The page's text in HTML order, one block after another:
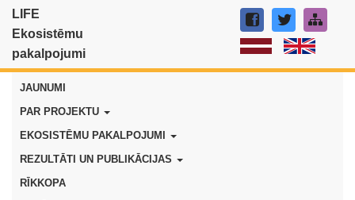
LIFE
Ekosistēmu
pakalpojumi
JAUNUMI
PAR PROJEKTU
EKOSISTĒMU PAKALPOJUMI
REZULTĀTI UN PUBLIKĀCIJAS
RĪKKOPA